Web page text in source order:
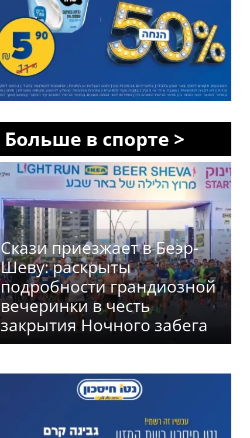
Больше в спорте >
Скази приезжает в Беэр-
Шеву: раскрыты
подробности грандиозной
вечеринки в честь
закрытия Ночного забега